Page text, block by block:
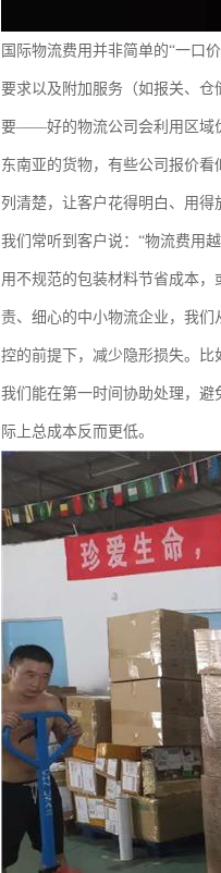
国际物流费用并非简单的“一口
要求以及附加服务（如报关、
要——好的物流公司会利用区域
东南亚的货物，有些公司报价
列清楚，让客户花得明白、用得
我们常听到客户说：“物流费用
用不规范的包装材料节省成本
责、细心的中小物流企业，我们
控的前提下，减少隐形损失。比
我们能在第一时间协助处理，避
际上总成本反而更低。